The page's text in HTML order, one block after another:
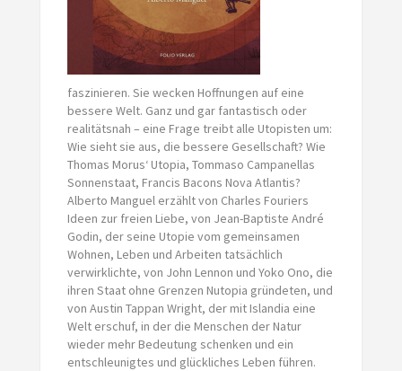
faszinieren. Sie wecken Hoffnungen auf eine
bessere Welt. Ganz und gar fantastisch oder
realitätsnah – eine Frage treibt alle Utopisten um:
Wie sieht sie aus, die bessere Gesellschaft? Wie
Thomas Morus‘ Utopia, Tommaso Campanellas
Sonnenstaat, Francis Bacons Nova Atlantis?
Alberto Manguel erzählt von Charles Fouriers
Ideen zur freien Liebe, von Jean-Baptiste André
Godin, der seine Utopie vom gemeinsamen
Wohnen, Leben und Arbeiten tatsächlich
verwirklichte, von John Lennon und Yoko Ono, die
ihren Staat ohne Grenzen Nutopia gründeten, und
von Austin Tappan Wright, der mit Islandia eine
Welt erschuf, in der die Menschen der Natur
wieder mehr Bedeutung schenken und ein
entschleunigtes und glückliches Leben führen.